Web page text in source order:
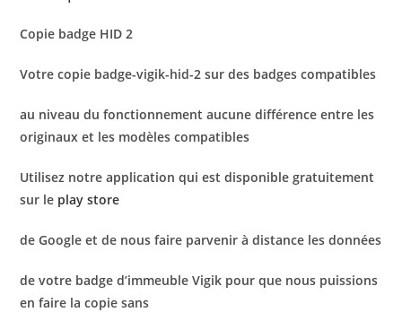
Copie badge HID 2
Votre copie badge-vigik-hid-2 sur des badges compatibles
au niveau du fonctionnement aucune différence entre les
originaux et les modèles compatibles
Utilisez notre application qui est disponible gratuitement
sur le play store
de Google et de nous faire parvenir à distance les données
de votre badge d’immeuble Vigik pour que nous puissions
en faire la copie sans